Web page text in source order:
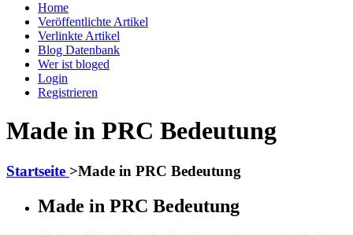
Home
Veröffentlichte Artikel
Verlinkte Artikel
Blog Datenbank
Wer ist bloged
Login
Registrieren
Made in PRC Bedeutung
Startseite >Made in PRC Bedeutung
Made in PRC Bedeutung